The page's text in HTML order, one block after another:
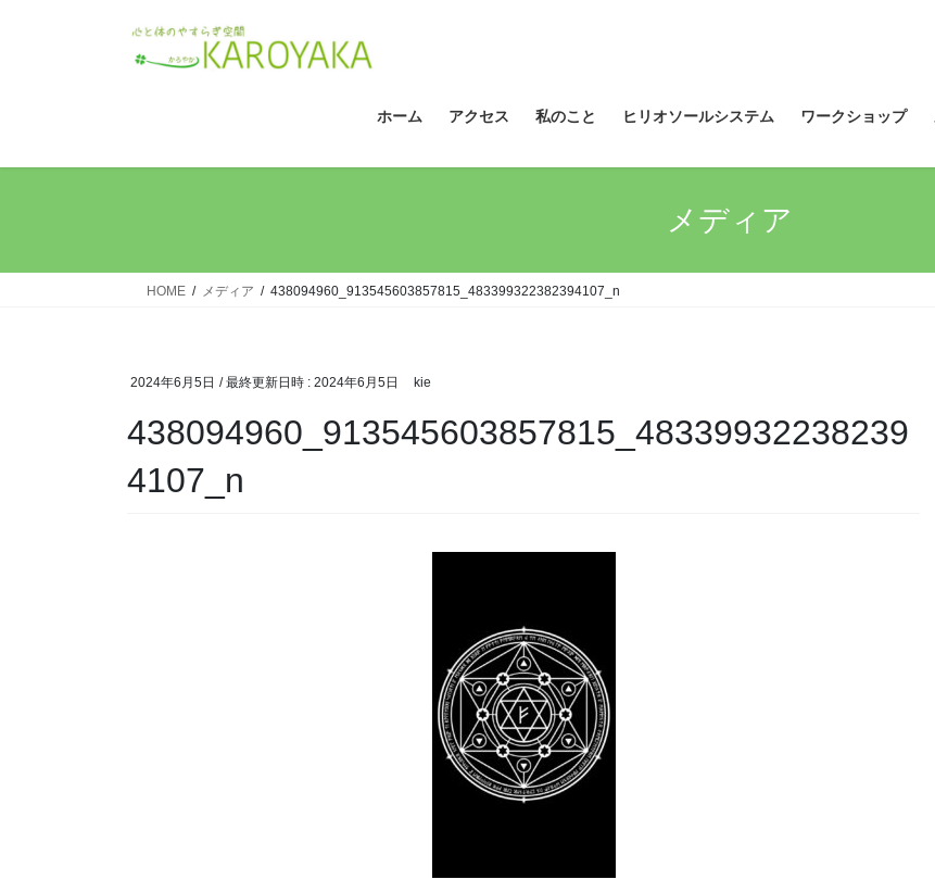
ス
ン
ホーム アクセス 私のこと ヒリオソールシステム ワークショップ
メディア
HOME メディア 438094960_913545603857815_483399322382394107_n
2024年6月5日 / 最終更新日時 : 2024年6月5日 kie
438094960_913545603857815_48339932238239
4107_n